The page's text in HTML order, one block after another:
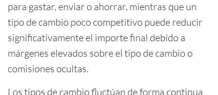
para gastar, enviar o ahorrar, mientras que un
tipo de cambio poco competitivo puede reducir
significativamente el importe final debido a
márgenes elevados sobre el tipo de cambio o
comisiones ocultas.
Los tipos de cambio fluctúan de forma continua